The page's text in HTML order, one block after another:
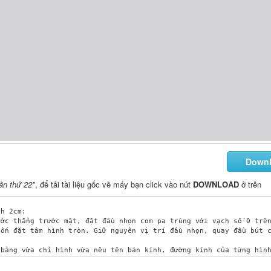
thứ 22", để tải tài liệu gốc về máy bạn click vào nút DOWNLOAD ở trên